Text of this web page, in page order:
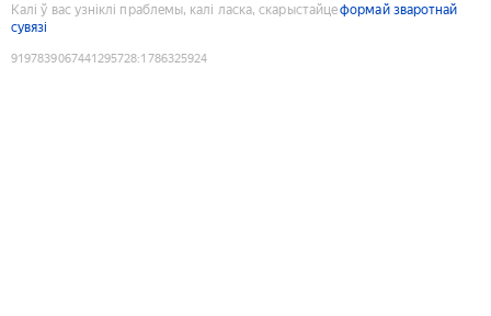
Калі ў вас узніклі праблемы, калі ласка, скарыстайцеформай зваротнай
сувязі
9197839067441295728:1786325924